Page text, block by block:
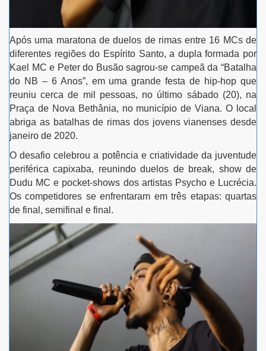
Após uma maratona de duelos de rimas entre 16 MCs de
diferentes regiões do Espírito Santo, a dupla formada por
Kael MC e Peter do Busão sagrou-se campeã da “Batalha
do NB – 6 Anos”, em uma grande festa de hip-hop que
reuniu cerca de mil pessoas, no último sábado (20), na
Praça de Nova Bethânia, no município de Viana. O local
abriga as batalhas de rimas dos jovens vianenses desde
janeiro de 2020.
O desafio celebrou a potência e criatividade da juventude
periférica capixaba, reunindo duelos de break, show de
Dudu MC e pocket-shows dos artistas Psycho e Lucrécia.
Os competidores se enfrentaram em três etapas: quartas
de final, semifinal e final.